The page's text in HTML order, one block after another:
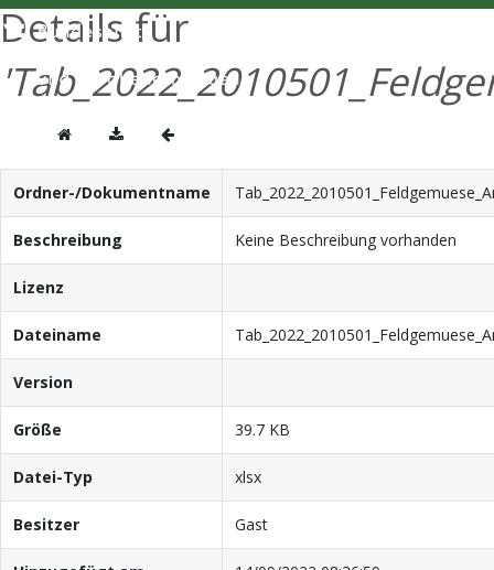
Details für
Ordner-/Dokumentname
Beschreibung Keine Beschreibung vorhanden
Lizenz
Dateiname
Version
Größe 39.7 KB
Datei-Typ xlsx
Besitzer Gast